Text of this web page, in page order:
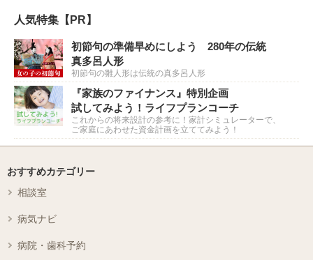
人気特集【PR】
初節句の準備早めにしよう 280年の伝統
真多呂人形
初節句の雛人形は伝統の真多呂人形
『家族のファイナンス』特別企画
試してみよう！ライフプランコーチ
これからの将来設計の参考に！家計シミュレーターで、
ご家庭にあわせた資金計画を立ててみよう！
おすすめカテゴリー
相談室
病気ナビ
病院・歯科予約